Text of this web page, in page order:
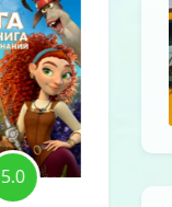
5.0